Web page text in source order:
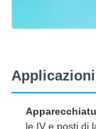
le IV e posti di